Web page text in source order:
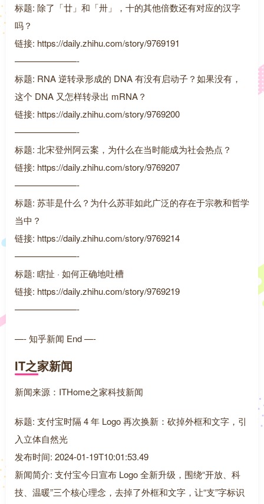
标题: 除了「廿」和「卅」，十的其他倍数还有对应的汉字
吗？
链接: https://daily.zhihu.com/story/9769191
———————-
标题: RNA 逆转录形成的 DNA 有没有启动子？如果没有，
这个 DNA 又怎样转录出 mRNA？
链接: https://daily.zhihu.com/story/9769200
———————-
标题: 北宋登州阿云案，为什么在当时能成为社会热点？
链接: https://daily.zhihu.com/story/9769207
———————-
标题: 苏菲是什么？为什么苏菲如此广泛的存在于宗教和哲学
当中？
链接: https://daily.zhihu.com/story/9769214
———————-
标题: 瞎扯 · 如何正确地吐槽
链接: https://daily.zhihu.com/story/9769219
———————-
—- 知乎新闻 End —-
IT之家新闻
新闻来源：ITHome之家科技新闻
标题: 支付宝时隔 4 年 Logo 再次换新：砍掉外框和文字，引
入立体自然光
发布时间: 2024-01-19T10:01:53.49
新闻简介: 支付宝今日宣布 Logo 全新升级，围绕“开放、科
技、温暖”三个核心理念，去掉了外框和文字，让“支”字标识